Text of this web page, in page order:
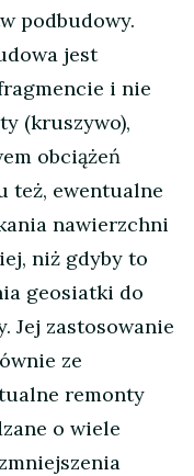
podbudowy.
jest
i nie
(kruszywo),
obciążeń
też, ewentualne
nawierzchni
niż gdyby to
geosiatki do
Jej zastosowanie
ze
remonty
o wiele